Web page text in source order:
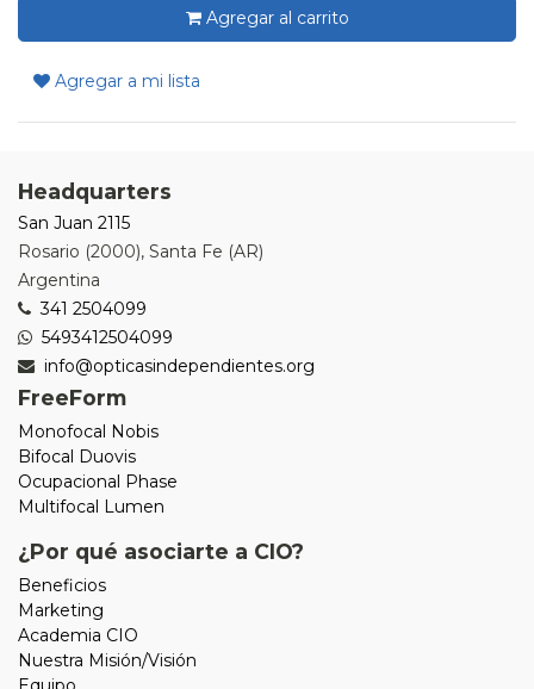
Agregar al carrito
Agregar a mi lista
Headquarters
San Juan 2115
Rosario (2000), Santa Fe (AR)
Argentina
341 2504099
5493412504099
info@opticasindependientes.org
FreeForm
Monofocal Nobis
Bifocal Duovis
Ocupacional Phase
Multifocal Lumen
¿Por qué asociarte a CIO?
Beneficios
Marketing
Academia CIO
Nuestra Misión/Visión